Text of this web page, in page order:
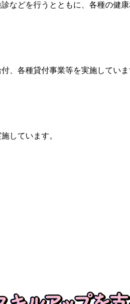
などを行うとともに、各種の健康
、各種貸付事業等を実施していま
しています。